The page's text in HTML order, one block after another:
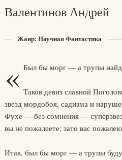
Валентинов Андрей
Жанр: Научная Фантастика
« Был бы морг — а трупы
Таков девиз славной
звезд мордобоя, садизма и
Фухе — без сомнения —
вы не пожалеете; зато вас
Итак, был бы морг — а трупы